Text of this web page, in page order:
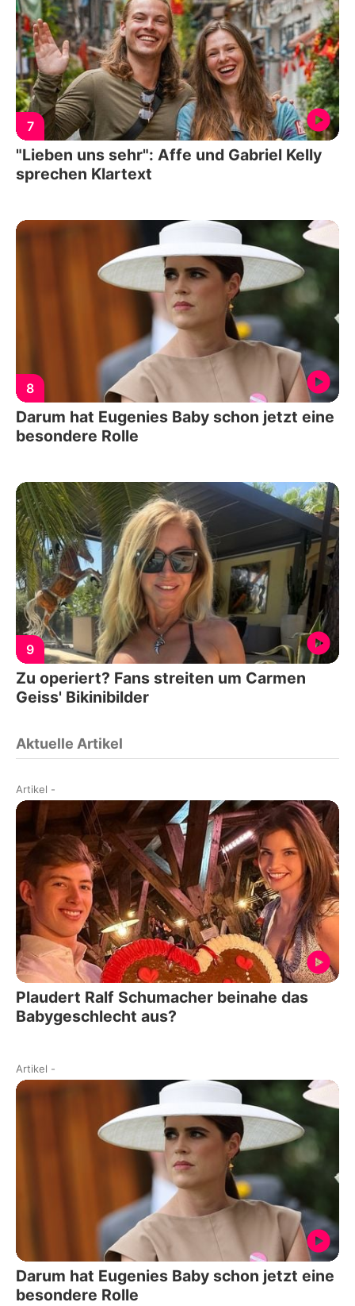
7
"Lieben uns sehr": Affe und Gabriel Kelly
sprechen Klartext
8
Darum hat Eugenies Baby schon jetzt eine
besondere Rolle
9
Zu operiert? Fans streiten um Carmen
Geiss' Bikinibilder
Aktuelle Artikel
Artikel -
Plaudert Ralf Schumacher beinahe das
Babygeschlecht aus?
Artikel -
Darum hat Eugenies Baby schon jetzt eine
besondere Rolle